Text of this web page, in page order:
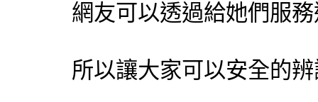
網友可以透過給她們服
所以讓大家可以安全的